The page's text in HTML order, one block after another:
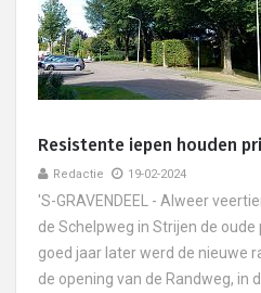
Resistente iepen houden
Redactie 19-02-2024
'S-GRAVENDEEL - Alweer
de Schelpweg in Strijen de
goed jaar later werd de nieuwe
de opening van de Randweg, in